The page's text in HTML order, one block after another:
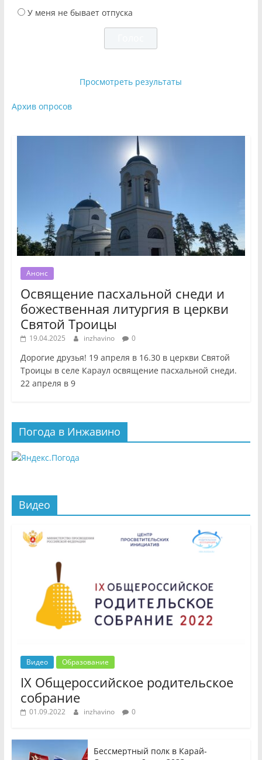
У меня не бывает отпуска
Просмотреть результаты
Архив опросов
Анонс
Освящение пасхальной снеди и
божественная литургия в церкви
Святой Троицы
19.04.2025 inzhavino 0
Дорогие друзья! 19 апреля в 16.30 в церкви Святой
Троицы в селе Караул освящение пасхальной снеди.
22 апреля в 9
Погода в Инжавино
Видео
Видео Образование
IX Общероссийское родительское
собрание
01.09.2022 inzhavino 0
Бессмертный полк в Карай-